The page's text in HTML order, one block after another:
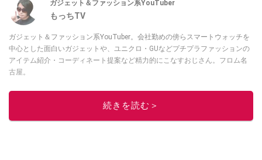
ガジェット＆ファッション系YouTuber
もっちTV
ガジェット＆ファッション系YouTuber。会社勤めの傍らスマートウォッチを
中心とした面白いガジェットや、ユニクロ・GUなどプチプラファッションの
アイテム紹介・コーディネート提案など精力的にこなすおじさん。フロム名
古屋。
このイチオシストの他の記事を読む
続きを読む＞